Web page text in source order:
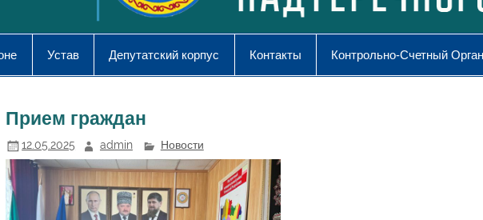
Устав Депутатский корпус Контакты Контрольно-Счетный Орган
Прием граждан
12.05.2025 admin Новости